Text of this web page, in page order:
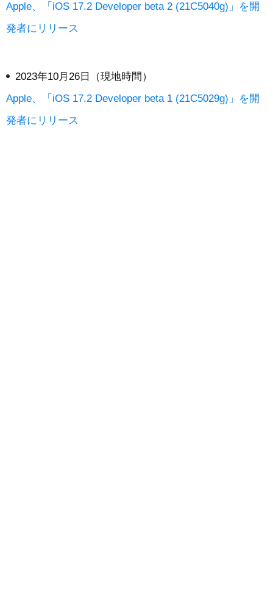
Apple、「iOS 17.2 Developer beta 2 (21C5040g)」を開
発者にリリース
2023年10月26日（現地時間）
Apple、「iOS 17.2 Developer beta 1 (21C5029g)」を開
発者にリリース